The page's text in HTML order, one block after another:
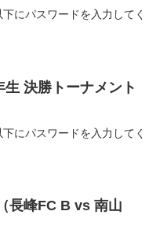
にパスワードを入力してく
決勝トーナメント
にパスワードを入力してく
長峰FC B vs 南山